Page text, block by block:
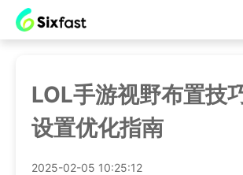
LOL手游视野布置技
设置优化指南
2025-02-05 10:25:12